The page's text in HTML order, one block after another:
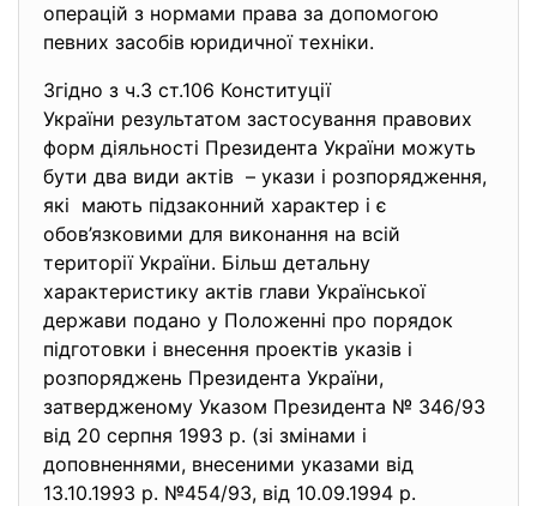
операцій з нормами права за допомогою
певних засобів юридичної техніки.
Згідно з ч.3 ст.106 Конституції
України результатом застосування правових
форм діяльності Президента України можуть
бути два види актів – укази і розпорядження,
які мають підзаконний характер і є
обов’язковими для виконання на всій
території України. Більш детальну
характеристику актів глави Української
держави подано у Положенні про порядок
підготовки і внесення проектів указів і
розпоряджень Президента України,
затвердженому Указом Президента № 346/93
від 20 серпня 1993 р. (зі змінами і
доповненнями, внесеними указами від
13.10.1993 р. №454/93, від 10.09.1994 р.